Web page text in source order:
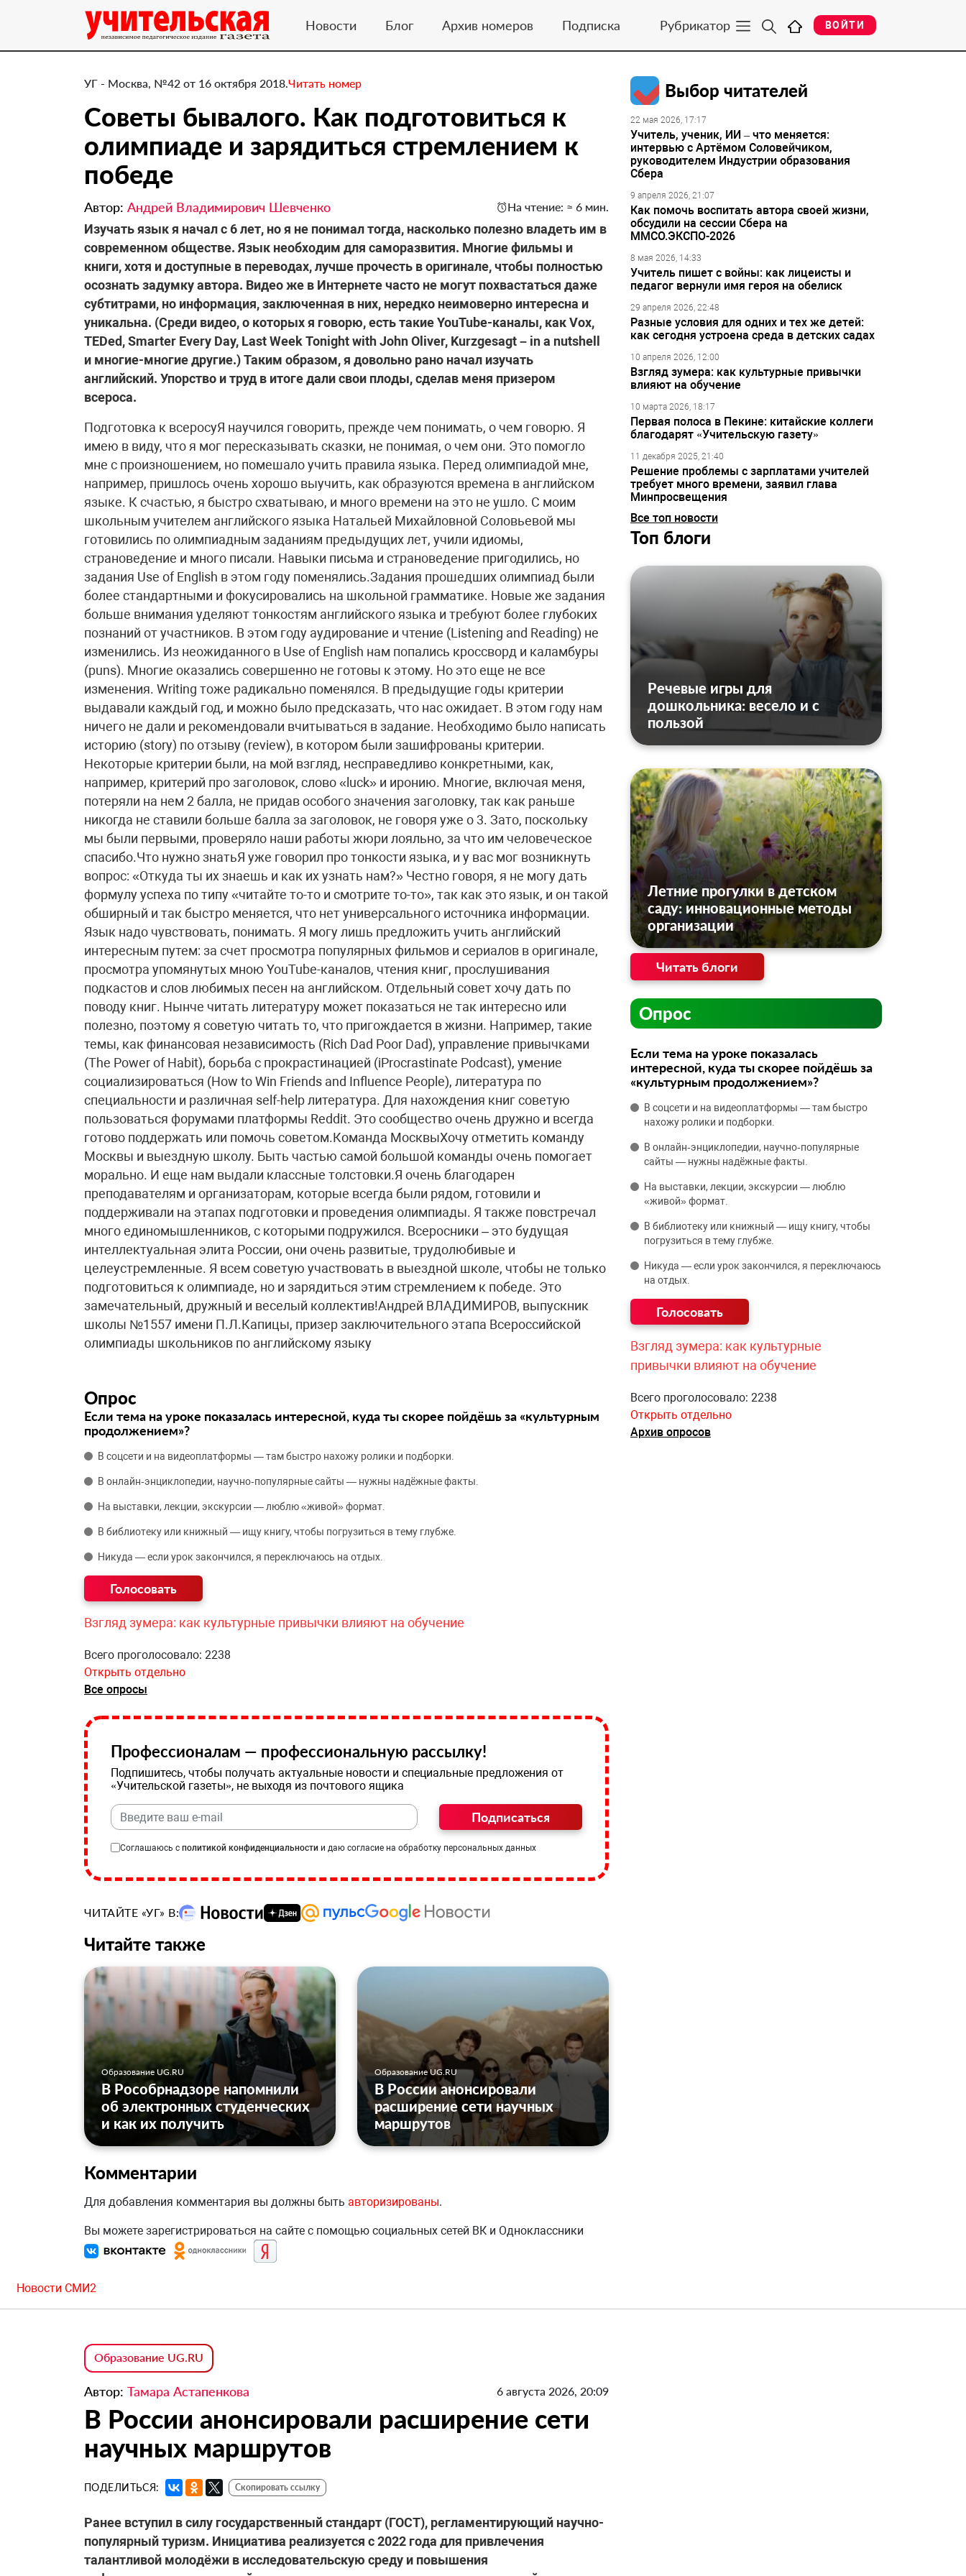
Новости Блог Архив номеров Подписка Рубрикатор ВОЙТИ
УГ - Москва, №42 от 16 октября 2018.Читать номер
Советы бывалого. Как подготовиться к
олимпиаде и зарядиться стремлением к
победе
Автор: Андрей Владимирович Шевченко На чтение: ≈ 6 мин.
​Изучать язык я начал с 6 лет, но я не понимал тогда, насколько полезно владеть им в
современном обществе. Язык необходим для саморазвития. Многие фильмы и
книги, хотя и доступные в переводах, лучше прочесть в оригинале, чтобы полностью
осознать задумку автора. Видео же в Интернете часто не могут похвастаться даже
субтитрами, но информация, заключенная в них, нередко неимоверно интересна и
уникальна. (Среди видео, о которых я говорю, есть такие YouTube-каналы, как Vox,
TEDed, Smarter Every Day, Last Week Tonight with John Oliver, Kurzgesagt – in a nutshell
и многие-многие другие.) Таким образом, я довольно рано начал изучать
английский. Упорство и труд в итоге дали свои плоды, сделав меня призером
всероса.
Подготовка к всеросуЯ научился говорить, прежде чем понимать, о чем говорю. Я
имею в виду, что я мог пересказывать сказки, не понимая, о чем они. Это помогло
мне с произношением, но помешало учить правила языка. Перед олимпиадой мне,
например, пришлось очень хорошо выучить, как образуются времена в английском
языке. К счастью, я быстро схватываю, и много времени на это не ушло. С моим
школьным учителем английского языка Натальей Михайловной Соловьевой мы
готовились по олимпиадным заданиям предыдущих лет, учили идиомы,
страноведение и много писали. Навыки письма и страноведение пригодились, но
задания Use of English в этом году поменялись.Задания прошедших олимпиад были
более стандартными и фокусировались на школьной грамматике. Новые же задания
больше внимания уделяют тонкостям английского языка и требуют более глубоких
познаний от участников. В этом году аудирование и чтение (Listening and Reading) не
изменились. Из неожиданного в Use of English нам попались кроссворд и каламбуры
(puns). Многие оказались совершенно не готовы к этому. Но это еще не все
изменения. Writing тоже радикально поменялся. В предыдущие годы критерии
выдавали каждый год, и можно было предсказать, что нас ожидает. В этом году нам
ничего не дали и рекомендовали вчитываться в задание. Необходимо было написать
историю (story) по отзыву (review), в котором были зашифрованы критерии.
Некоторые критерии были, на мой взгляд, несправедливо конкретными, как,
например, критерий про заголовок, слово «luck» и иронию. Многие, включая меня,
потеряли на нем 2 балла, не придав особого значения заголовку, так как раньше
никогда не ставили больше балла за заголовок, не говоря уже о 3. Зато, поскольку
мы были первыми, проверяло наши работы жюри лояльно, за что им человеческое
спасибо.Что нужно знатьЯ уже говорил про тонкости языка, и у вас мог возникнуть
вопрос: «Откуда ты их знаешь и как их узнать нам?» Честно говоря, я не могу дать
формулу успеха по типу «читайте то-то и смотрите то-то», так как это язык, и он такой
обширный и так быстро меняется, что нет универсального источника информации.
Язык надо чувствовать, понимать. Я могу лишь предложить учить английский
интересным путем: за счет просмотра популярных фильмов и сериалов в оригинале,
просмотра упомянутых мною YouTube-каналов, чтения книг, прослушивания
подкастов и слов любимых песен на английском. Отдельный совет хочу дать по
поводу книг. Нынче читать литературу может показаться не так интересно или
полезно, поэтому я советую читать то, что пригождается в жизни. Например, такие
темы, как финансовая независимость (Rich Dad Poor Dad), управление привычками
(The Power of Habit), борьба с прокрастинацией (iProcrastinate Podcast), умение
социализироваться (How to Win Friends and Influence People), литература по
специальности и различная self-help литература. Для нахождения книг советую
пользоваться форумами платформы Reddit. Это сообщество очень дружно и всегда
готово поддержать или помочь советом.Команда МосквыХочу отметить команду
Москвы и выездную школу. Быть частью самой большой команды очень помогает
морально. И еще нам выдали классные толстовки.Я очень благодарен
преподавателям и организаторам, которые всегда были рядом, готовили и
поддерживали на этапах подготовки и проведения олимпиады. Я также повстречал
много единомышленников, с которыми подружился. Всеросники – это будущая
интеллектуальная элита России, они очень развитые, трудолюбивые и
целеустремленные. Я всем советую участвовать в выездной школе, чтобы не только
подготовиться к олимпиаде, но и зарядиться этим стремлением к победе. Это
замечательный, дружный и веселый коллектив!Андрей ВЛАДИМИРОВ, выпускник
школы №1557 имени П.Л.Капицы, призер заключительного этапа Всероссийской
олимпиады школьников по английскому языку
Опрос
Если тема на уроке показалась интересной, куда ты скорее пойдёшь за «культурным
продолжением»?
В соцсети и на видеоплатформы — там быстро нахожу ролики и подборки.
В онлайн‑энциклопедии, научно‑популярные сайты — нужны надёжные факты.
На выставки, лекции, экскурсии — люблю «живой» формат.
В библиотеку или книжный — ищу книгу, чтобы погрузиться в тему глубже.
Никуда — если урок закончился, я переключаюсь на отдых.
Взгляд зумера: как культурные привычки влияют на обучение
Всего проголосовало: 2238
Открыть отдельно
Все опросы
Профессионалам — профессиональную рассылку!
Подпишитесь, чтобы получать актуальные новости и специальные предложения от
«Учительской газеты», не выходя из почтового ящика
Подписаться
Соглашаюсь с политикой конфиденциальности и даю согласие на обработку персональных данных
ЧИТАЙТЕ «УГ» В:
Читайте также
Образование UG.RU
В Рособрнадзоре напомнили
об электронных студенческих
и как их получить
Образование UG.RU
В России анонсировали
расширение сети научных
маршрутов
Комментарии
Для добавления комментария вы должны быть авторизированы.
Вы можете зарегистрироваться на сайте с помощью социальных сетей ВК и Одноклассники
Выбор читателей
22 мая 2026, 17:17
Учитель, ученик, ИИ – что меняется:
интервью с Артёмом Соловейчиком,
руководителем Индустрии образования
Сбера
9 апреля 2026, 21:07
Как помочь воспитать автора своей жизни,
обсудили на сессии Сбера на
ММСО.ЭКСПО-2026
8 мая 2026, 14:33
Учитель пишет с войны: как лицеисты и
педагог вернули имя героя на обелиск
29 апреля 2026, 22:48
Разные условия для одних и тех же детей:
как сегодня устроена среда в детских садах
10 апреля 2026, 12:00
Взгляд зумера: как культурные привычки
влияют на обучение
10 марта 2026, 18:17
Первая полоса в Пекине: китайские коллеги
благодарят «Учительскую газету»
11 декабря 2025, 21:40
Решение проблемы с зарплатами учителей
требует много времени, заявил глава
Минпросвещения
Все топ новости
Топ блоги
Речевые игры для
дошкольника: весело и с
пользой
Летние прогулки в детском
саду: инновационные методы
организации
Читать блоги
Опрос
Если тема на уроке показалась
интересной, куда ты скорее пойдёшь за
«культурным продолжением»?
В соцсети и на видеоплатформы — там быстро
нахожу ролики и подборки.
В онлайн‑энциклопедии, научно‑популярные
сайты — нужны надёжные факты.
На выставки, лекции, экскурсии — люблю
«живой» формат.
В библиотеку или книжный — ищу книгу, чтобы
погрузиться в тему глубже.
Никуда — если урок закончился, я переключаюсь
на отдых.
Взгляд зумера: как культурные
привычки влияют на обучение
Всего проголосовало: 2238
Открыть отдельно
Архив опросов
Новости СМИ2
Образование UG.RU
Автор: Тамара Астапенкова 6 августа 2026, 20:09
В России анонсировали расширение сети
научных маршрутов
ПОДЕЛИТЬСЯ: Скопировать ссылку
Ранее вступил в силу государственный стандарт (ГОСТ), регламентирующий научно-
популярный туризм. Инициатива реализуется с 2022 года для привлечения
талантливой молодёжи в исследовательскую среду и повышения